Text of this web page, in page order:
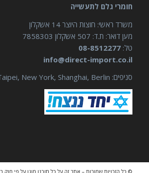
חומרי גלם לתעשייה
משרד ראשי: חוצות היוצר 14 אשקלון
מען דואר: ת.ד: 507 אשקלון 7858303
טל: 08-8512277
info@direct-import.co.il
סניפים: Taipei, New York, Shanghai, Berlin
© כל הזכויות שמורות – אתר זה על כל תוכנו מוגן על פי חוק